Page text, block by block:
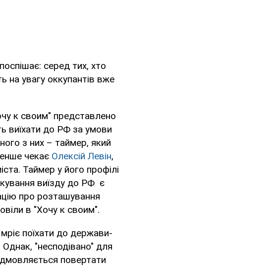
серед тих, хто
на увагу оккупантів вже
к своим" представлено
виїхати до РФ за умови
з них – таймер, який
чекає Олексій Левін,
Таймер у його профілі
виїзду до РФ є
про розташування
в "Хочу к своим".
поїхати до держави-
"несподівано" для
повертати